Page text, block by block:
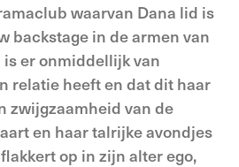
waarvan Dana lid is
backstage in de armen van
is er onmiddellijk van
relatie heeft en dat dit haar
zwijgzaamheid van de
en haar talrijke avondjes
op in zijn alter ego,